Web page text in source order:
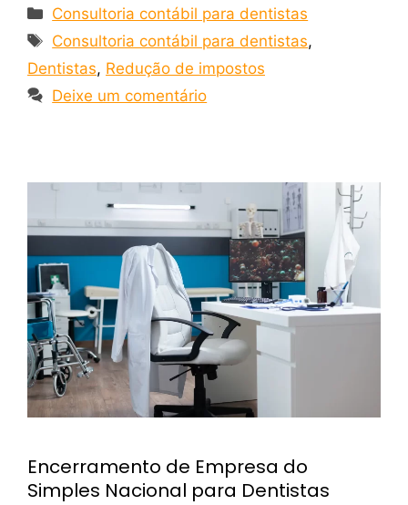
Consultoria contábil para dentistas
Consultoria contábil para dentistas,
Dentistas, Redução de impostos
Deixe um comentário
Encerramento de Empresa do
Simples Nacional para Dentistas